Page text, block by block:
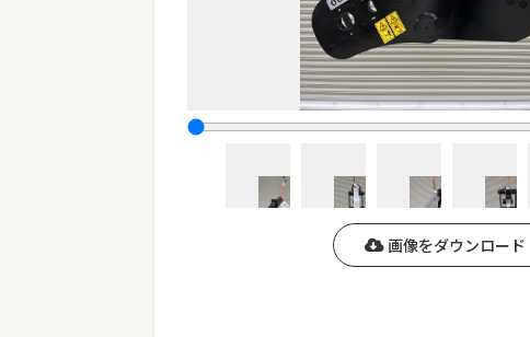
画像をダウンロード